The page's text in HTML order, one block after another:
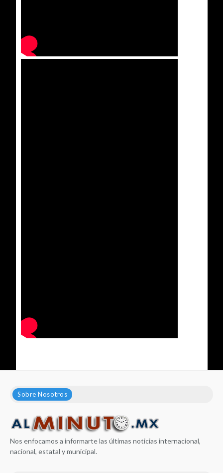
Sobre Nosotros
Nos enfocamos a informarte las últimas noticias internacional,
nacional, estatal y municipal.